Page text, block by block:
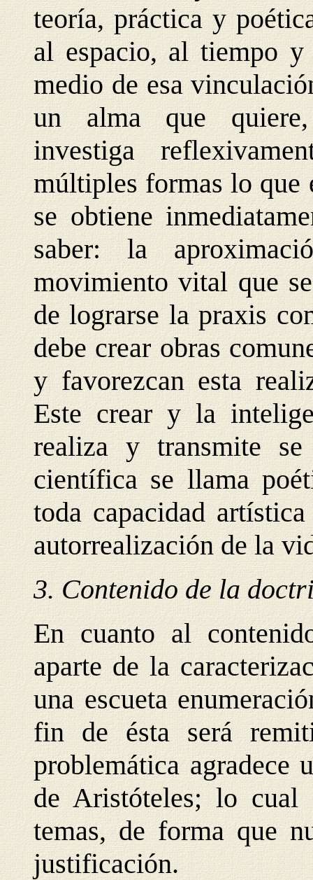
teoría, práctica y
al espacio, al tiempo
medio de esa
un alma que quiere,
investiga
múltiples formas lo
se obtiene
saber: la
movimiento vital que
de lograrse la praxis
debe crear obras
y favorezcan esta
Este crear y la
realiza y transmite
científica se llama
toda capacidad
autorrealización de la
3. Contenido de la
En cuanto al
aparte de la
una escueta
fin de ésta será
problemática agradece
de Aristóteles; lo cual
temas, de forma que
justificación.